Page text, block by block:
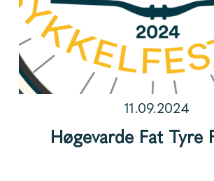
11.09.2024
Høgevarde Fat Tyre